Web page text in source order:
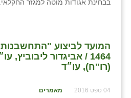
בבחינת אגודות מוטה למגזר החקלאי.
המועד לביצוע
1464 / אביגדור ליבוביץ,
(רו"ח), עו״ד
04 ספט 2016 מאמרים
נווה אטי״ב
ניר צבי
עין חצבה
עין תמר